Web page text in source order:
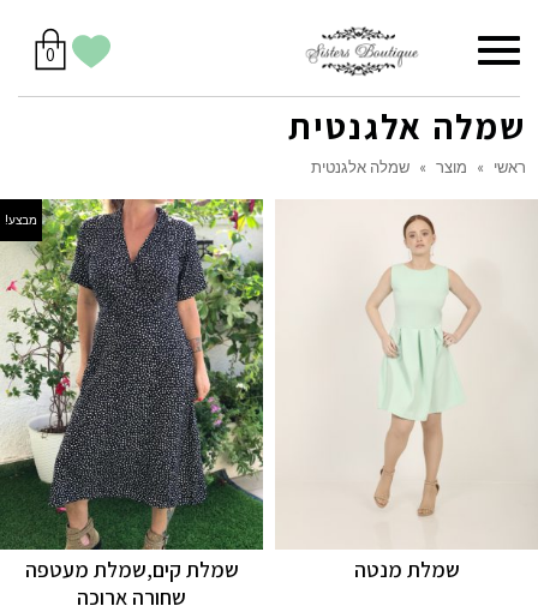
יש
לך
0מוצרים
בסל
הווישליסט
תפריט
שמלה אלגנטית
ראשי » מוצר » שמלה אלגנטית
מבצע!
שמלת קים,שמלת מעטפה
שחורה ארוכה
שמלת מנטה